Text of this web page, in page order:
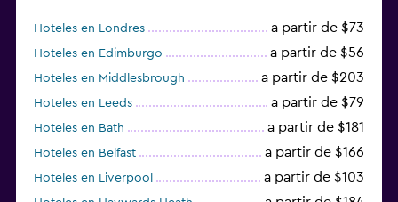
Hoteles en Londres a partir de $73
Hoteles en Edimburgo a partir de $56
Hoteles en Middlesbrough a partir de $203
Hoteles en Leeds a partir de $79
Hoteles en Bath a partir de $181
Hoteles en Belfast a partir de $166
Hoteles en Liverpool a partir de $103